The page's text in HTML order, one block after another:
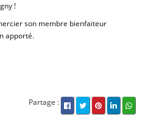
!
son membre bienfaiteur
apporté.
Partage :